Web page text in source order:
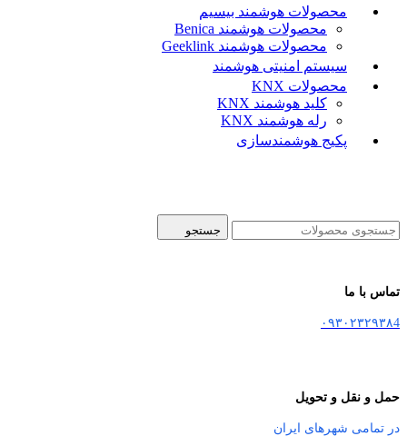
محصولات هوشمند بیسیم
محصولات هوشمند Benica
محصولات هوشمند Geeklink
سیستم امنیتی هوشمند
محصولات KNX
کلید هوشمند KNX
رله هوشمند KNX
پکیج هوشمندسازی
جستجو
تماس با ما
۰۹۳۰۲۳۲۹۳۸4
حمل و نقل و تحویل
در تمامی شهرهای ایران